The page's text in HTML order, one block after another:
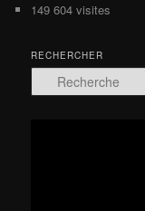
149 604 visites
RECHERCHER
e